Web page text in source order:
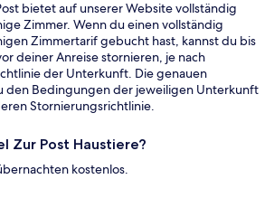
bietet auf unserer Website vollständig
Zimmer. Wenn du einen vollständig
Zimmertarif gebucht hast, kannst du bis
deiner Anreise stornieren, je nach
der Unterkunft. Die genauen
den Bedingungen der jeweiligen Unterkunft
Stornierungsrichtlinie.
Zur Post Haustiere?
kostenlos.